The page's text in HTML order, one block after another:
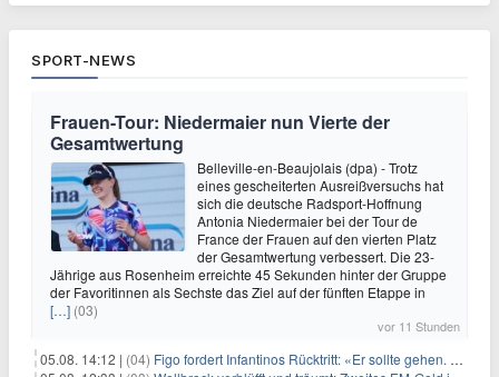
SPORT-NEWS
Frauen-Tour: Niedermaier nun Vierte der
Gesamtwertung
Belleville-en-Beaujolais (dpa) - Trotz
eines gescheiterten Ausreißversuchs hat
sich die deutsche Radsport-Hoffnung
Antonia Niedermaier bei der Tour de
France der Frauen auf den vierten Platz
der Gesamtwertung verbessert. Die 23-
Jährige aus Rosenheim erreichte 45 Sekunden hinter der Gruppe
der Favoritinnen als Sechste das Ziel auf der fünften Etappe in
[…] (03)
vor 11 Stunden
05.08. 14:12 | (04) Figo fordert Infantinos Rücktritt: «Er sollte gehen. Jetzt»